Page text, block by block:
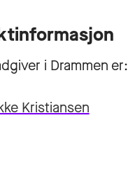
i Drammen er:
Kristiansen